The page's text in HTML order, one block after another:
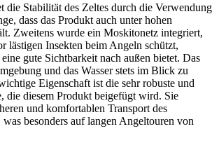
die Stabilität des Zeltes durch die Verwendung
dass das Produkt auch unter hohen
Zweitens wurde ein Moskitonetz integriert,
lästigen Insekten beim Angeln schützt,
gute Sichtbarkeit nach außen bietet. Das
und das Wasser stets im Blick zu
Eigenschaft ist die sehr robuste und
die diesem Produkt beigefügt wird. Sie
und komfortablen Transport des
besonders auf langen Angeltouren von